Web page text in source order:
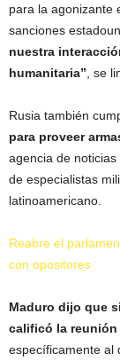
para la agonizante
sanciones
nuestra
humanitaria” , se
Rusia también
para proveer
agencia de
de especialistas
latinoamericano.
Reabre el
con opositores
Maduro dijo que
calificó la reunión
específicamente al